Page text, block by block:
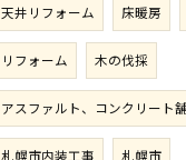
天井リフォーム 床暖房
リフォーム 木の伐採
アスファルト、コンクリート
札幌市内装工事 札幌市